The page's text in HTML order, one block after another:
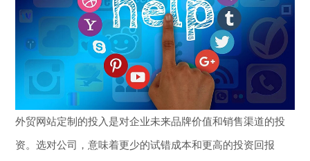
外贸网站定制的投入是对企业未来品牌价值和销售渠道的投
资。选对公司，意味着更少的试错成本和更高的投资回报